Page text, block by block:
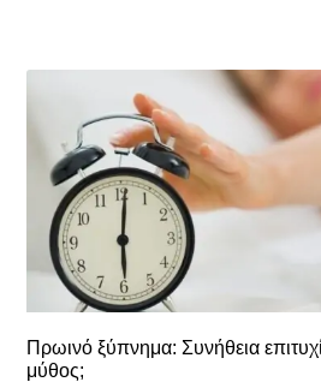
Πρωινό ξύπνημα: Συνήθεια
μύθος;